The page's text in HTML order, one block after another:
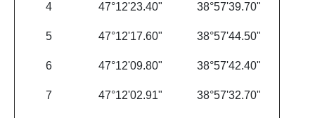
4 47°12'23.40" 38°57'39.70"
5 47°12'17.60" 38°57'44.50"
6 47°12'09.80" 38°57'42.40"
7 47°12'02.91" 38°57'32.70"